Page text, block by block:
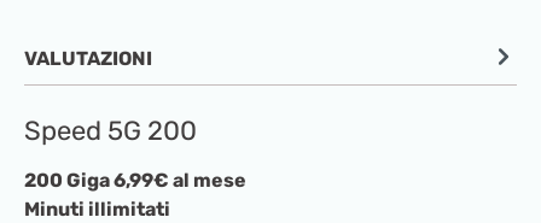
VALUTAZIONI
Speed 5G 200
200 Giga 6,99€ al mese
Minuti illimitati